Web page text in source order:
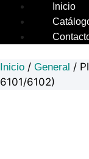
Inicio
Inicio / General /
6101/6102)